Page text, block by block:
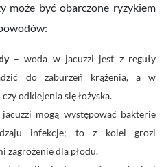
może być obarczone ryzykiem
– woda w jacuzzi jest z reguły
do zaburzeń krążenia, a w
odklejenia się łożyska.
mogą występować bakterie
infekcje; to z kolei grozi
zagrożenie dla płodu.